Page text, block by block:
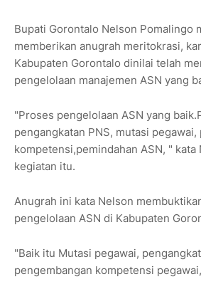
Bupati Gorontalo Nelson Pomalingo
memberikan anugrah meritokrasi,
Kabupaten Gorontalo dinilai telah
pengelolaan manajemen ASN yang
"Proses pengelolaan ASN yang
pengangkatan PNS, mutasi pegawai,
kompetensi,pemindahan ASN, " kata
kegiatan itu.
Anugrah ini kata Nelson
pengelolaan ASN di Kabupaten
"Baik itu Mutasi pegawai,
pengembangan kompetensi